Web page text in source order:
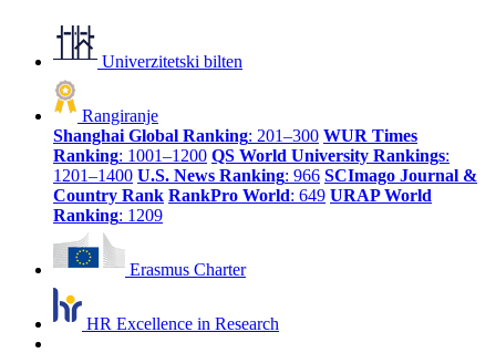
Univerzitetski bilten
Rangiranje
Shanghai Global Ranking: 201–300 WUR Times
Ranking: 1001–1200 QS World University Rankings:
1201–1400 U.S. News Ranking: 966 SCImago Journal &
Country Rank RankPro World: 649 URAP World
Ranking: 1209
Erasmus Charter
HR Excellence in Research